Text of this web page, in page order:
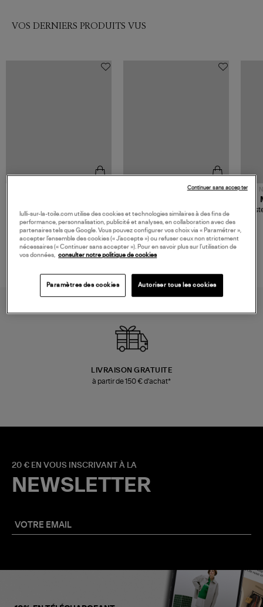
VOS DERNIERS PRODUITS VUS
480,00 €
Sac Bobi S Cuir Lamé
Champagne
NOUVELLE COLLECTION
189,00 €
Mocassins Killian Sport
Mousse
LIVRAISON GRATUITE
à partir de 150 € d'achat*
20 € EN VOUS INSCRIVANT À LA
NEWSLETTER
lulli-sur-la-toile.com utilise des cookies et technologies similaires à des fins de
performance, personnalisation, publicité et analyses, en collaboration avec des
partenaires tels que Google. Vous pouvez configurer vos choix via « Paramétrer »,
accepter l’ensemble des cookies (« J’accepte ») ou refuser ceux non strictement
nécessaires (« Continuer sans accepter »). Pour en savoir plus sur l’utilisation de
vos données, consulter notre politique de cookies
Paramètres des cookies Autoriser tous les cookies
Continuer sans accepter